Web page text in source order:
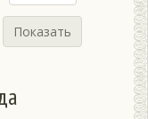
Показать